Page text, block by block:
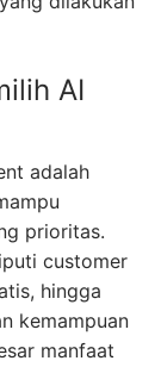
AI
adalah
prioritas.
customer
hingga
kemampuan
manfaat